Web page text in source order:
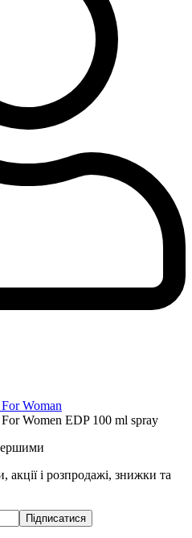
Woman
Women EDP 100 ml spray
і розпродажі, знижки та
Підписатися